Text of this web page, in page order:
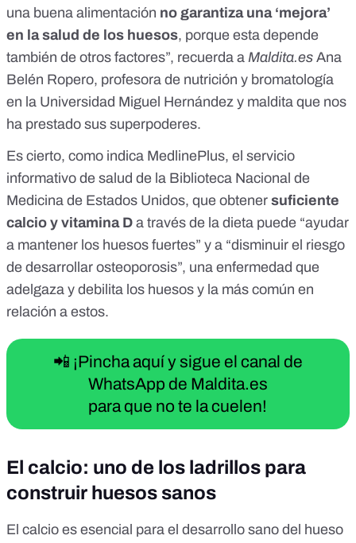
una buena alimentación no garantiza una ‘mejora’
en la salud de los huesos, porque esta depende
también de otros factores”, recuerda a Maldita.es Ana
Belén Ropero, profesora de nutrición y bromatología
en la Universidad Miguel Hernández y maldita que nos
ha prestado sus superpoderes.
Es cierto, como indica MedlinePlus, el servicio
informativo de salud de la Biblioteca Nacional de
Medicina de Estados Unidos, que obtener suficiente
calcio y vitamina D a través de la dieta puede “ayudar
a mantener los huesos fuertes” y a “disminuir el riesgo
de desarrollar osteoporosis”, una enfermedad que
adelgaza y debilita los huesos y la más común en
relación a estos.
📲 ¡Pincha aquí y sigue el canal de
WhatsApp de Maldita.es
para que no te la cuelen!
El calcio: uno de los ladrillos para
construir huesos sanos
El calcio es esencial para el desarrollo sano del hueso